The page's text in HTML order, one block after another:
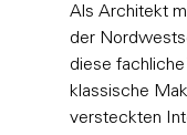
Als Architekt
der
diese
klassische
versteckten